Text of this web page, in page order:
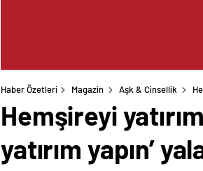
Haber Özetleri Magazin Aşk & Cinsellik
Hemşireyi
yatırım yapın’